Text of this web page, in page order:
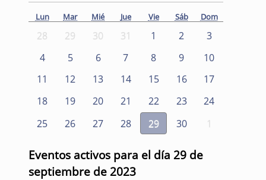
Lun Mar Mié Jue Vie Sáb Dom
28 29 30 31 1 2
3
4
5 6 7 8 9
10
11
12 13 14 15 16
17
18
19 20 21 22 23
24
25
26 27 28 29 30 1
Eventos activos para el día 29 de
septiembre de 2023